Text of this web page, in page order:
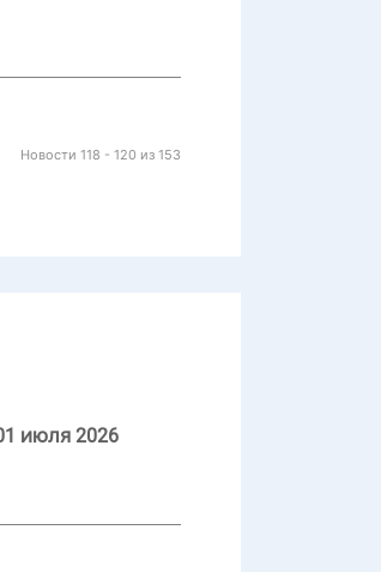
Новости 118 - 120 из 153
июля 2026